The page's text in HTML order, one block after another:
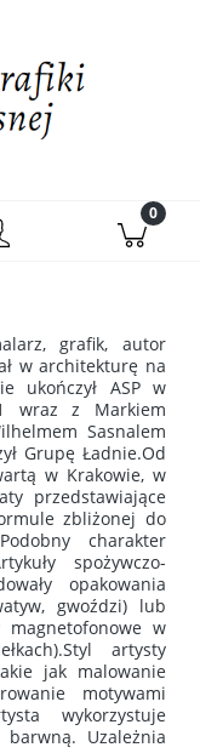
grafik, autor
w architekturę na
ukończył ASP w
wraz z Markiem
Sasnalem
Grupę Ładnie.Od
w Krakowie, w
przedstawiające
zbliżonej do
charakter
spożywczo-
opakowania
gwoździ) lub
magnetofonowe w
artysty
jak malowanie
motywami
wykorzystuje
Uzależnia